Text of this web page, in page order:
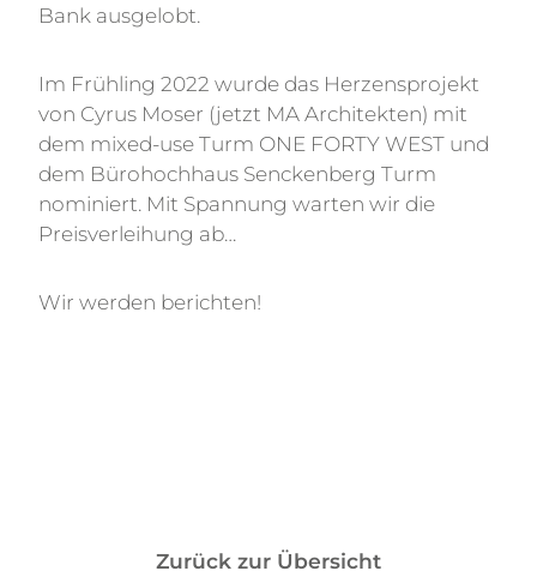
Bank ausgelobt.
Im Frühling 2022 wurde das Herzensprojekt
von Cyrus Moser (jetzt MA Architekten) mit
dem mixed-use Turm ONE FORTY WEST und
dem Bürohochhaus Senckenberg Turm
nominiert. Mit Spannung warten wir die
Preisverleihung ab…
Wir werden berichten!
Zurück zur Übersicht